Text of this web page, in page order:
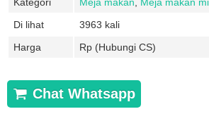
Kategori Meja makan, Meja makan
Di lihat
3963 kali
Harga
Rp (Hubungi CS)
Chat Whatsapp